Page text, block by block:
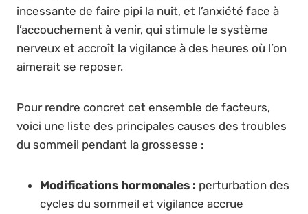
incessante de faire pipi la nuit, et l’anxiété face à
l’accouchement à venir, qui stimule le système
nerveux et accroît la vigilance à des heures où l’on
aimerait se reposer.
Pour rendre concret cet ensemble de facteurs,
voici une liste des principales causes des troubles
du sommeil pendant la grossesse :
Modifications hormonales : perturbation des
cycles du sommeil et vigilance accrue